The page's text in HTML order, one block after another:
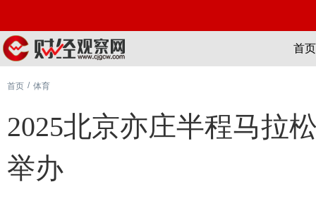
首页
首页 / 体育
2025北京亦庄半程马拉
举办